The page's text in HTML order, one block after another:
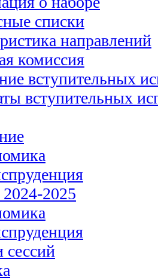
списки
направлений
комиссия
вступительных
вступительных
2024-2025
сессий